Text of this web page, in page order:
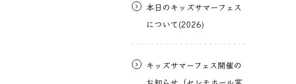
本日のキッズサマーフェス
について(2026)
キッズサマーフェス開催の